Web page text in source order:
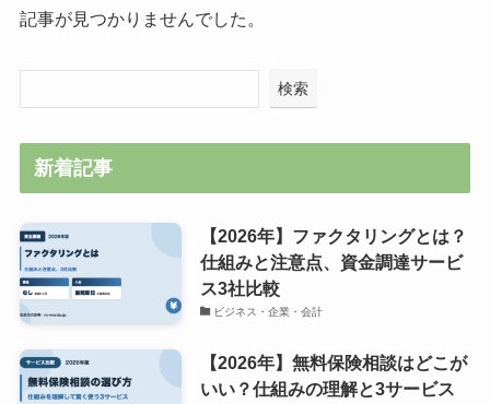
記事が見つかりませんでした。
検索
新着記事
【2026年】ファクタリングとは？
仕組みと注意点、資金調達サービ
ス3社比較
ビジネス・企業・会計
【2026年】無料保険相談はどこが
いい？仕組みの理解と3サービス